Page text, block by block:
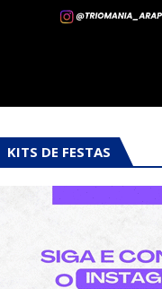
KITS DE FESTAS